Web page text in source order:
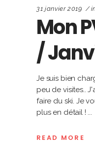
31 janvier 2019
Mon
/
Je suis bien
peu de visites..
faire du ski. Je
plus en détail !
READ MORE